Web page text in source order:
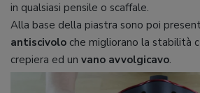
in qualsiasi pensile o scaffale.
Alla base della piastra sono poi
antiscivolo che migliorano la stabilità
crepiera ed un vano avvolgicavo.